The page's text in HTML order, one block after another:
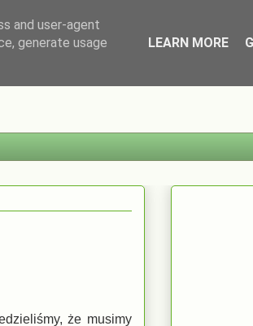
że musimy
and user-agent
generate usage
LEARN MORE